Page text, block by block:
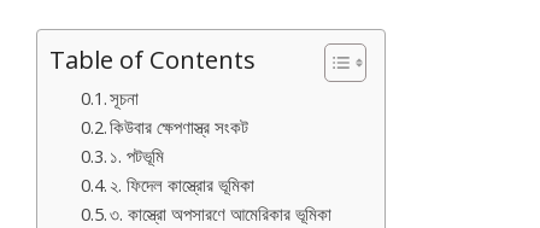
Table of Contents
সূচনা
কিউবার ক্ষেপণাস্ত্র সংকট
১. পটভূমি
২. ফিদেল কাস্ত্রোর ভূমিকা
৩. কাস্ত্রো অপসারণে আমেরিকার ভূমিকা